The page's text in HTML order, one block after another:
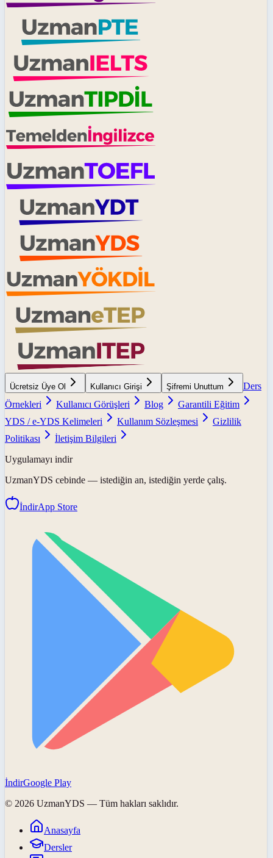
Ücretsiz Üye Ol Kullanıcı Girişi Şifremi Unuttum
Ders
Örnekleri
Kullanıcı Görüşleri Blog
Garantili Eğitim
YDS / e-YDS Kelimeleri
Kullanım Sözleşmesi
Gizlilik
Politikası
İletişim Bilgileri
Uygulamayı indir
UzmanYDS cebinde — istediğin an, istediğin yerde çalış.
İndirApp Store
İndirGoogle Play
© 2026 UzmanYDS — Tüm hakları saklıdır.
Anasayfa
Dersler